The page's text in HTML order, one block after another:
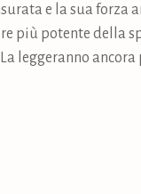
e la sua forza
più potente della
leggeranno